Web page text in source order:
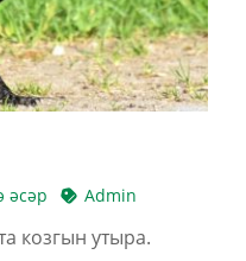
әсәр Admin
козгын утыра.